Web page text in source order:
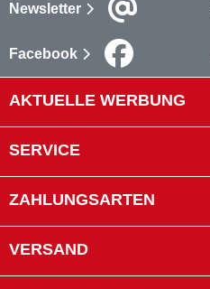
Newsletter
Facebook
AKTUELLE WERBUNG
SERVICE
ZAHLUNGSARTEN
VERSAND